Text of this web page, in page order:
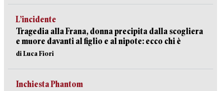
L’incidente
Tragedia alla Frana, donna precipita dalla scogliera
e muore davanti al figlio e al nipote: ecco chi è
di Luca Fiori
Inchiesta Phantom